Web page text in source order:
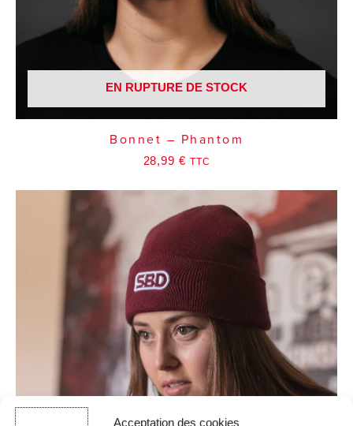
Acceptation des cookies
EN RUPTURE DE STOCK
Bonnet – Phantom
28,99 € TTC